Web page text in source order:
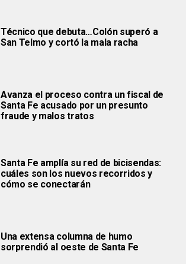
Técnico que debuta…Colón superó a
San Telmo y cortó la mala racha
Avanza el proceso contra un fiscal de
Santa Fe acusado por un presunto
fraude y malos tratos
Santa Fe amplía su red de bicisendas:
cuáles son los nuevos recorridos y
cómo se conectarán
Una extensa columna de humo
sorprendió al oeste de Santa Fe